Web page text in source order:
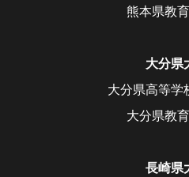
熊本県教
大分県
大分県高等学
大分県教
長崎県